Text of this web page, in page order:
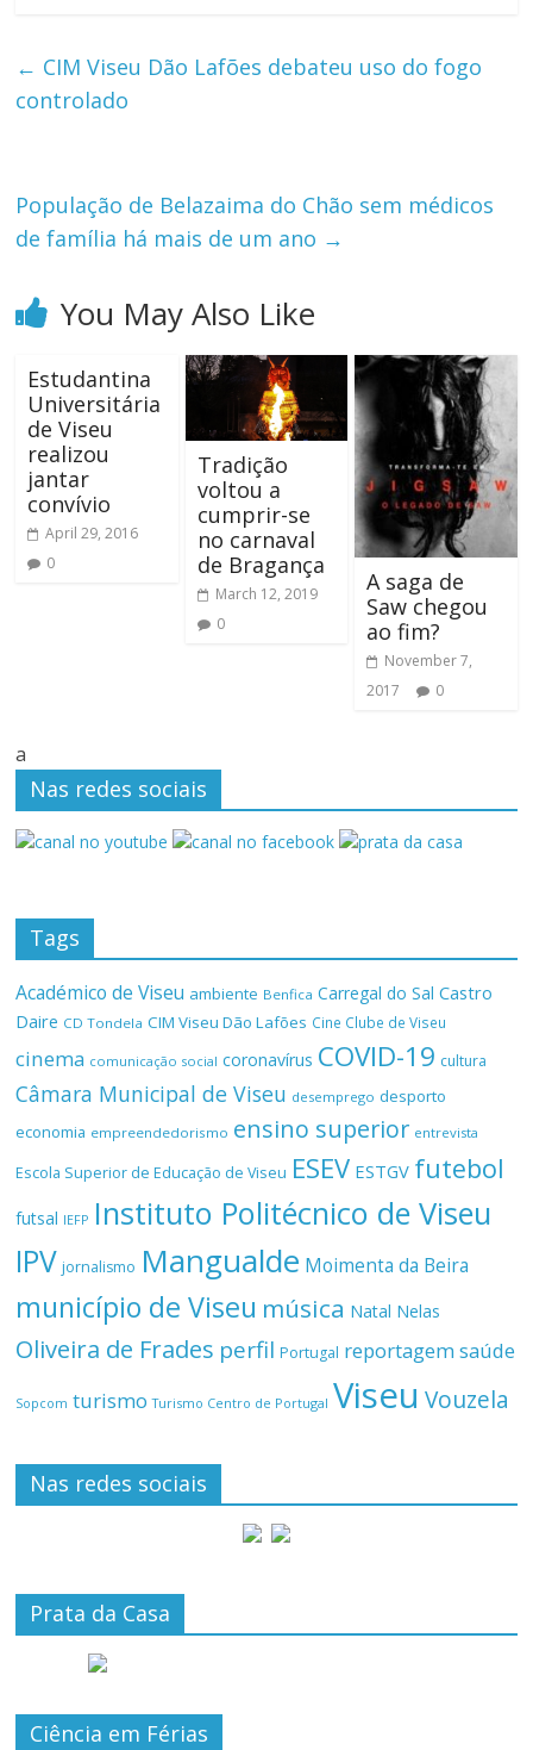
← CIM Viseu Dão Lafões debateu uso do fogo
controlado
População de Belazaima do Chão sem médicos
de família há mais de um ano →
You May Also Like
Estudantina
Universitária
de Viseu
realizou
jantar
convívio
April 29, 2016
0
Tradição
voltou a
cumprir-se
no carnaval
de Bragança
March 12, 2019
0
A saga de
Saw chegou
ao fim?
November 7,
2017
0
a
Nas redes sociais
Tags
Académico de Viseu ambiente Benfica Carregal do Sal Castro
Daire CD Tondela CIM Viseu Dão Lafões Cine Clube de Viseu
cinema comunicação social coronavírus COVID-19 cultura
Câmara Municipal de Viseu desemprego desporto
economia empreendedorismo ensino superior entrevista
Escola Superior de Educação de Viseu ESEV ESTGV futebol
futsal IEFP Instituto Politécnico de Viseu
IPV jornalismo Mangualde Moimenta da Beira
município de Viseu música Natal Nelas
Oliveira de Frades perfil Portugal reportagemsaúde
Sopcom turismo Turismo Centro de Portugal Viseu Vouzela
Nas redes sociais
Prata da Casa
Ciência em Férias